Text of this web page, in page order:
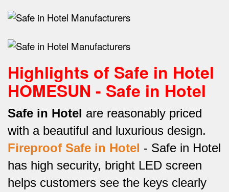
Highlights of Safe in Hotel
HOMESUN - Safe in Hotel
Safe in Hotel are reasonably priced
with a beautiful and luxurious design.
Fireproof Safe in Hotel - Safe in Hotel
has high security, bright LED screen
helps customers see the keys clearly